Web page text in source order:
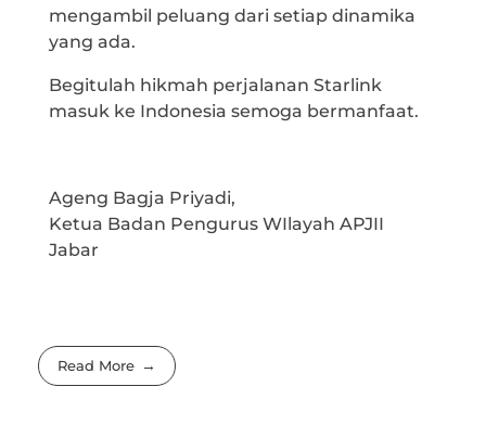
mengambil peluang dari setiap dinamika
yang ada.
Begitulah hikmah perjalanan Starlink
masuk ke Indonesia semoga bermanfaat.
Ageng Bagja Priyadi,
Ketua Badan Pengurus WIlayah APJII
Jabar
Read More